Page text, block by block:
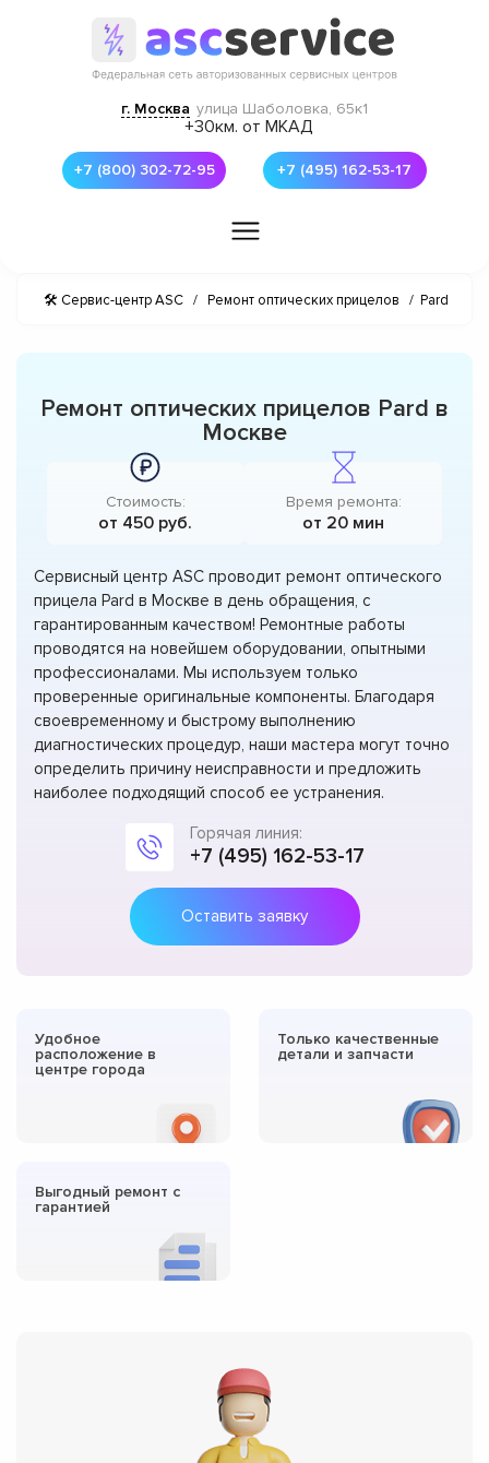
г. Москва улица Шаболовка, 65к1
+30км. от МКАД
+7 (800) 302-72-95 +7 (495) 162-53-17
🛠 Сервис-центр ASC / Ремонт оптических прицелов / Pard
Ремонт оптических прицелов Pard в
Москве
Стоимость:
от 450 руб.
Время ремонта:
от 20 мин
Сервисный центр ASC проводит ремонт оптического
прицела Pard в Москве в день обращения, с
гарантированным качеством! Ремонтные работы
проводятся на новейшем оборудовании, опытными
профессионалами. Мы используем только
проверенные оригинальные компоненты. Благодаря
своевременному и быстрому выполнению
диагностических процедур, наши мастера могут точно
определить причину неисправности и предложить
наиболее подходящий способ ее устранения.
Горячая линия:
+7 (495) 162-53-17
Оставить заявку
Удобное
расположение в
центре города
Только качественные
детали и запчасти
Выгодный ремонт с
гарантией